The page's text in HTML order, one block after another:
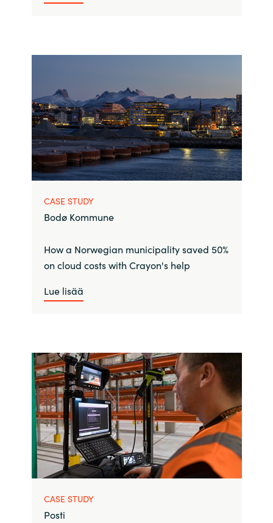
CASE STUDY
Bodø Kommune
How a Norwegian municipality saved 50%
on cloud costs with Crayon's help
Lue lisää
CASE STUDY
Posti